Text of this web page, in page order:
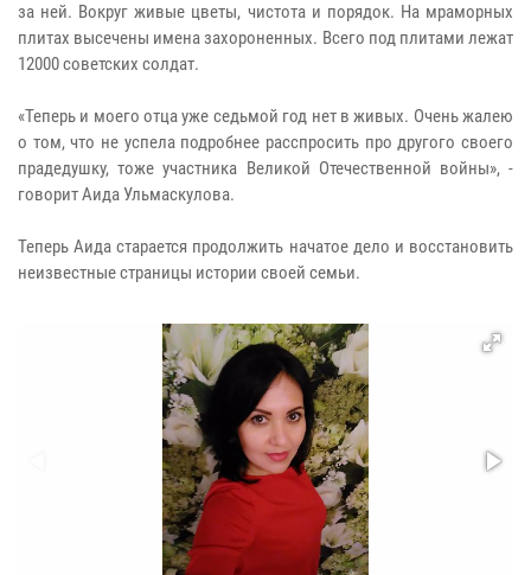
за ней. Вокруг живые цветы, чистота и порядок. На мраморных
плитах высечены имена захороненных. Всего под плитами лежат
12000 советских солдат.
«Теперь и моего отца уже седьмой год нет в живых. Очень жалею
о том, что не успела подробнее расспросить про другого своего
прадедушку, тоже участника Великой Отечественной войны», -
говорит Аида Ульмаскулова.
Теперь Аида старается продолжить начатое дело и восстановить
неизвестные страницы истории своей семьи.